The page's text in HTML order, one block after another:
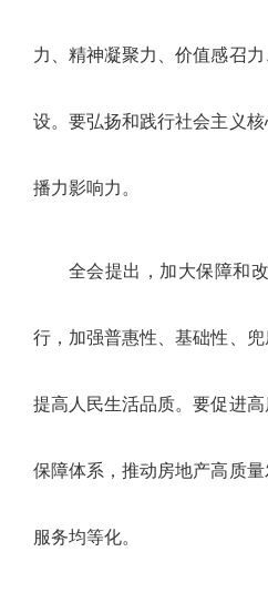
力、精神凝聚力、价值感召
设。要弘扬和践行社会主义
播力影响力。
全会提出，加大保障和
行，加强普惠性、基础性、
提高人民生活品质。要促进
保障体系，推动房地产高质
服务均等化。